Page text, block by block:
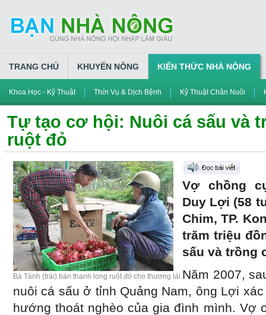
TRANG CHỦ KHUYẾN NÔNG KIẾN THỨC NHÀ NÔNG
Khoa Học - Kỹ Thuật Thời Vụ & Dịch Bệnh Kỹ Thuật Chăn Nuôi
Tự tạo cơ hội: Nuôi cá sấu và
ruột đỏ
Bà Tánh (trái) bán thanh long ruột đỏ cho thương lái.
Vợ chồng
Duy Lợi (58
Chim, TP.
trăm triệu
sấu và trồng
Năm 2007,
nuôi cá sấu ở tỉnh Quảng Nam, ông Lợi
hướng thoát nghèo của gia đình mình. Vợ